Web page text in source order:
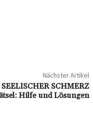
Nächster Artikel
SEELISCHER SCHMERZ
Hilfe und Lösungen